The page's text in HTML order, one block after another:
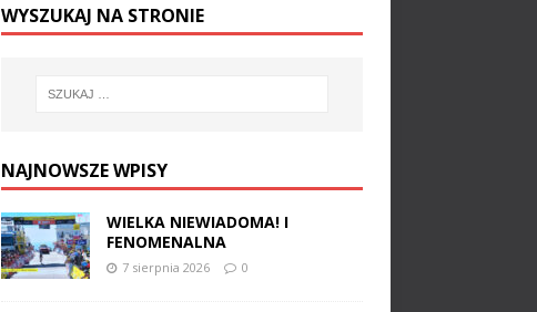
WYSZUKAJ NA STRONIE
NAJNOWSZE WPISY
WIELKA NIEWIADOMA! I
FENOMENALNA
7 sierpnia 2026 0